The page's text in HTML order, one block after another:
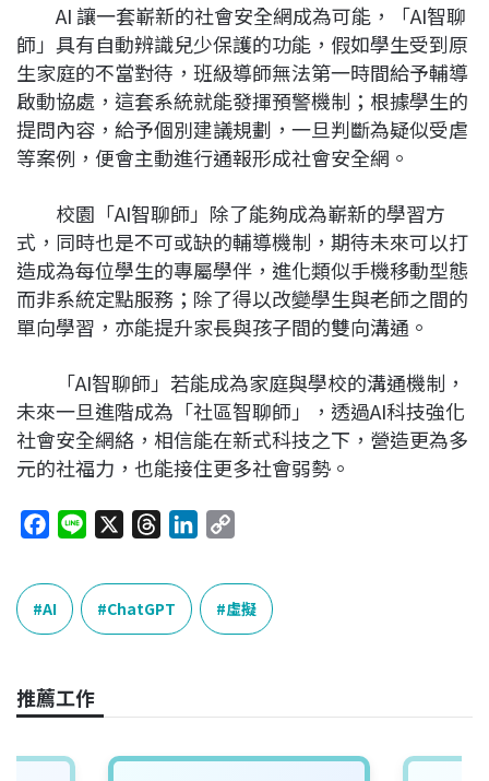
AI 讓一套嶄新的社會安全網成為可能，「AI智聊
師」具有自動辨識兒少保護的功能，假如學生受到原
生家庭的不當對待，班級導師無法第一時間給予輔導
啟動協處，這套系統就能發揮預警機制；根據學生的
提問內容，給予個別建議規劃，一旦判斷為疑似受虐
等案例，便會主動進行通報形成社會安全網。
校園「AI智聊師」除了能夠成為嶄新的學習方
式，同時也是不可或缺的輔導機制，期待未來可以打
造成為每位學生的專屬學伴，進化類似手機移動型態
而非系統定點服務；除了得以改變學生與老師之間的
單向學習，亦能提升家長與孩子間的雙向溝通。
「AI智聊師」若能成為家庭與學校的溝通機制，
未來一旦進階成為「社區智聊師」，透過AI科技強化
社會安全網絡，相信能在新式科技之下，營造更為多
元的社福力，也能接住更多社會弱勢。
c
e
b
o
k
n
r
e
a
k
n
p
y
L
k
AI ChatGPT 虛擬
推薦工作